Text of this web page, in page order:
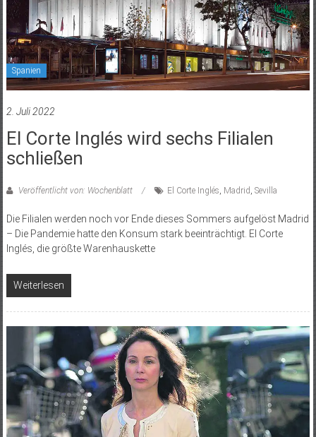
Spanien
2. Juli 2022
El Corte Inglés wird sechs Filialen
schließen
Veröffentlicht von: Wochenblatt El Corte Inglés Madrid Sevilla
Die Filialen werden noch vor Ende dieses Sommers aufgelöst Madrid
– Die Pandemie hatte den Konsum stark beeinträchtigt. El Corte
Inglés, die größte Warenhauskette
Weiterlesen